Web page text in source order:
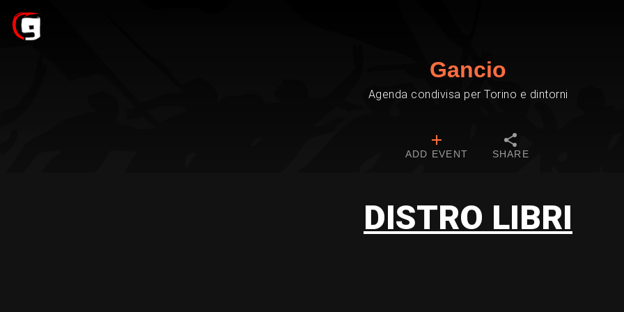
Gancio
Agenda condivisa per Torino e dintorni
ADD EVENT SHARE
DISTRO LIBRI